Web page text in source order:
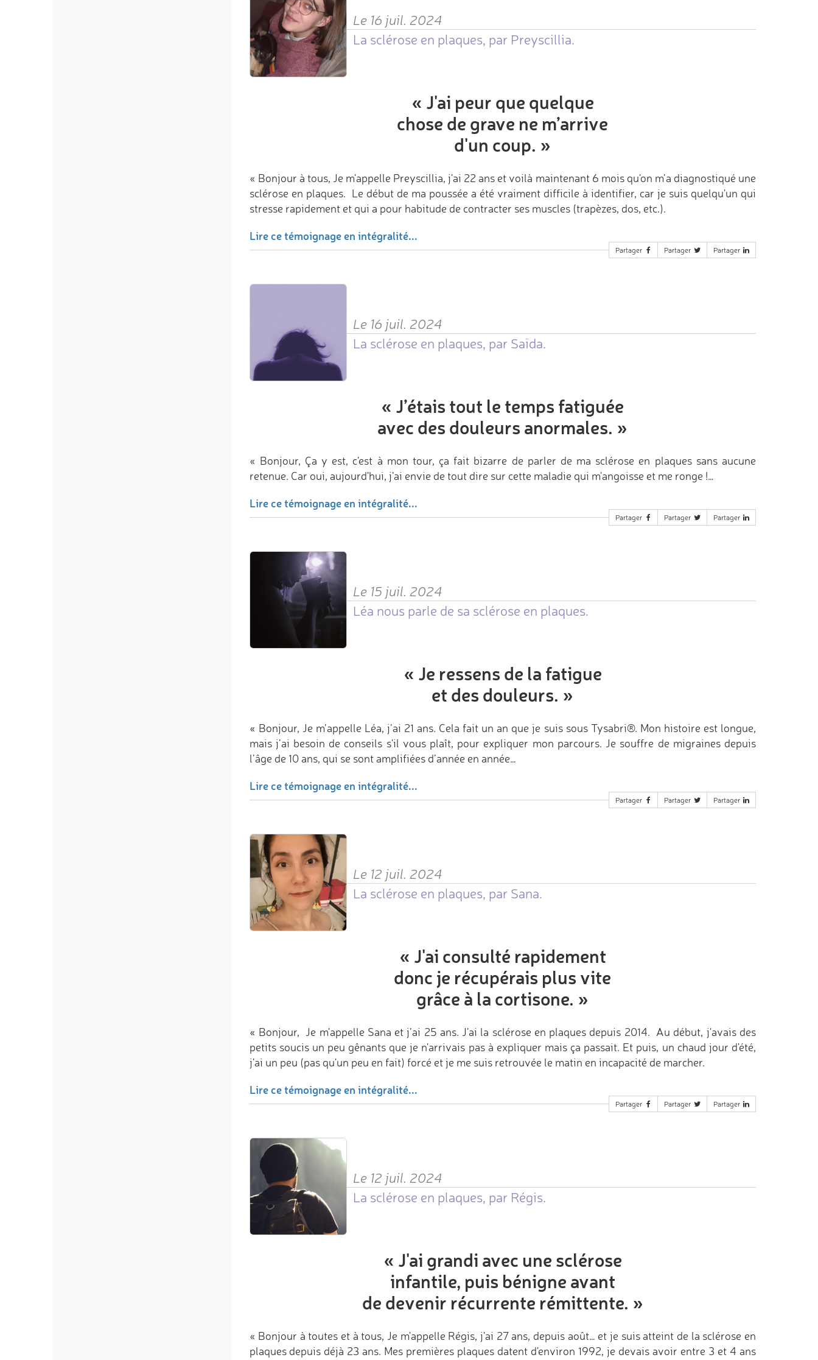
Le 16 juil. 2024
La sclérose en plaques, par Preyscillia.
« J'ai peur que quelque
chose de grave ne m’arrive
d'un coup. »
« Bonjour à tous, Je m'appelle Preyscillia, j'ai 22 ans et voilà maintenant 6 mois qu'on m’a diagnostiqué une
sclérose en plaques. Le début de ma poussée a été vraiment difficile à identifier, car je suis quelqu'un qui
stresse rapidement et qui a pour habitude de contracter ses muscles (trapèzes, dos, etc.).
Lire ce témoignage en intégralité...
Partager Partager Partager
Le 16 juil. 2024
La sclérose en plaques, par Saïda.
« J’étais tout le temps fatiguée
avec des douleurs anormales. »
« Bonjour, Ça y est, c'est à mon tour, ça fait bizarre de parler de ma sclérose en plaques sans aucune
retenue. Car oui, aujourd'hui, j'ai envie de tout dire sur cette maladie qui m'angoisse et me ronge !…
Lire ce témoignage en intégralité...
Partager Partager Partager
Le 15 juil. 2024
Léa nous parle de sa sclérose en plaques.
« Je ressens de la fatigue
et des douleurs. »
« Bonjour, Je m’appelle Léa, j’ai 21 ans. Cela fait un an que je suis sous Tysabri®. Mon histoire est longue,
mais j’ai besoin de conseils s'il vous plaît, pour expliquer mon parcours. Je souffre de migraines depuis
l’âge de 10 ans, qui se sont amplifiées d’année en année…
Lire ce témoignage en intégralité...
Partager Partager Partager
Le 12 juil. 2024
La sclérose en plaques, par Sana.
« J'ai consulté rapidement
donc je récupérais plus vite
grâce à la cortisone. »
« Bonjour, Je m'appelle Sana et j’ai 25 ans. J'ai la sclérose en plaques depuis 2014. Au début, j'avais des
petits soucis un peu gênants que je n'arrivais pas à expliquer mais ça passait. Et puis, un chaud jour d'été,
j'ai un peu (pas qu'un peu en fait) forcé et je me suis retrouvée le matin en incapacité de marcher.
Lire ce témoignage en intégralité...
Partager Partager Partager
Le 12 juil. 2024
La sclérose en plaques, par Régis.
« J'ai grandi avec une sclérose
infantile, puis bénigne avant
de devenir récurrente rémittente. »
« Bonjour à toutes et à tous, Je m'appelle Régis, j'ai 27 ans, depuis août… et je suis atteint de la sclérose en
plaques depuis déjà 23 ans. Mes premières plaques datent d'environ 1992, je devais avoir entre 3 et 4 ans